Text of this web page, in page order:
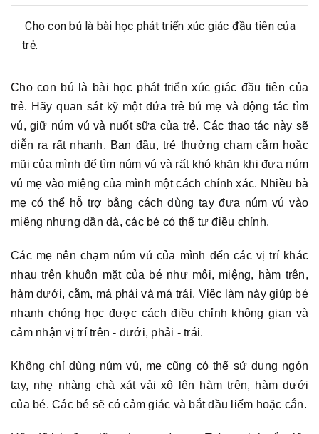
Cho con bú là bài học phát triển xúc giác đầu tiên của
trẻ.
Cho con bú là bài học phát triển xúc giác đầu tiên của
trẻ. Hãy quan sát kỹ một đứa trẻ bú mẹ và động tác tìm
vú, giữ núm vú và nuốt sữa của trẻ. Các thao tác này sẽ
diễn ra rất nhanh. Ban đầu, trẻ thường chạm cằm hoặc
mũi của mình để tìm núm vú và rất khó khăn khi đưa núm
vú mẹ vào miệng của mình một cách chính xác. Nhiều bà
mẹ có thể hỗ trợ bằng cách dùng tay đưa núm vú vào
miệng nhưng dần dà, các bé có thể tự điều chỉnh.
Các mẹ nên chạm núm vú của mình đến các vị trí khác
nhau trên khuôn mặt của bé như môi, miệng, hàm trên,
hàm dưới, cằm, má phải và má trái. Việc làm này giúp bé
nhanh chóng học được cách điều chỉnh không gian và
cảm nhận vị trí trên - dưới, phải - trái.
Không chỉ dùng núm vú, mẹ cũng có thể sử dụng ngón
tay, nhẹ nhàng chà xát vải xô lên hàm trên, hàm dưới
của bé. Các bé sẽ có cảm giác và bắt đầu liếm hoặc cắn.